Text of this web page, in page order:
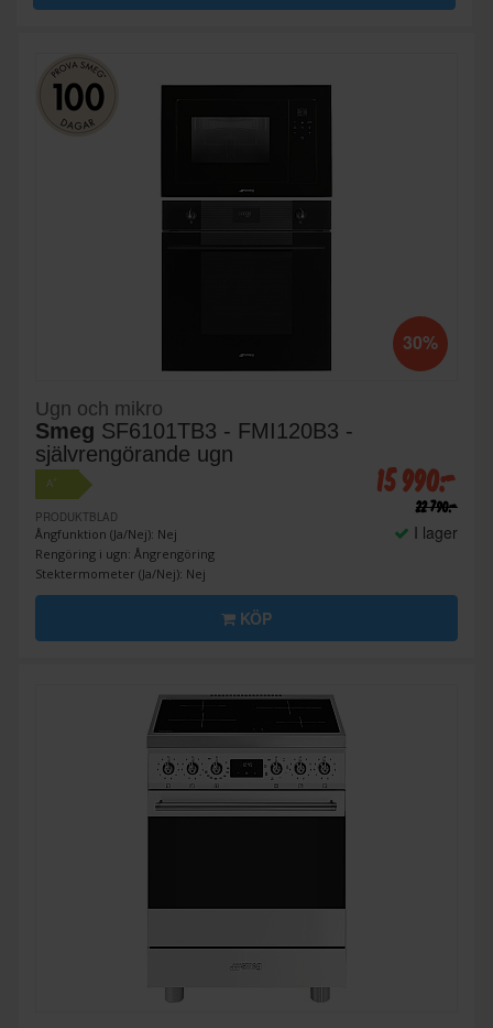
30%
Ugn och mikro
Smeg SF6101TB3 - FMI120B3 -
självrengörande ugn
A+
PRODUKTBLAD
Ångfunktion (Ja/Nej): Nej
Rengöring i ugn: Ångrengöring
Stektermometer (Ja/Nej): Nej
15 990:-
22 790:-
I lager
KÖP